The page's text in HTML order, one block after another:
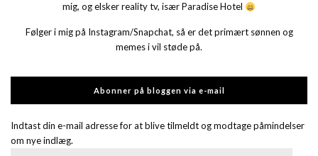
mig, og elsker reality tv, især Paradise Hotel
Følger i mig på Instagram/Snapchat, så er det primært sønnen og
memes i vil støde på.
Abonner på bloggen via e-mail
Indtast din e-mail adresse for at blive tilmeldt og modtage påmindelser
om nye indlæg.